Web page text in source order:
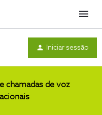
Menu
Iniciar sessão
chamadas de voz